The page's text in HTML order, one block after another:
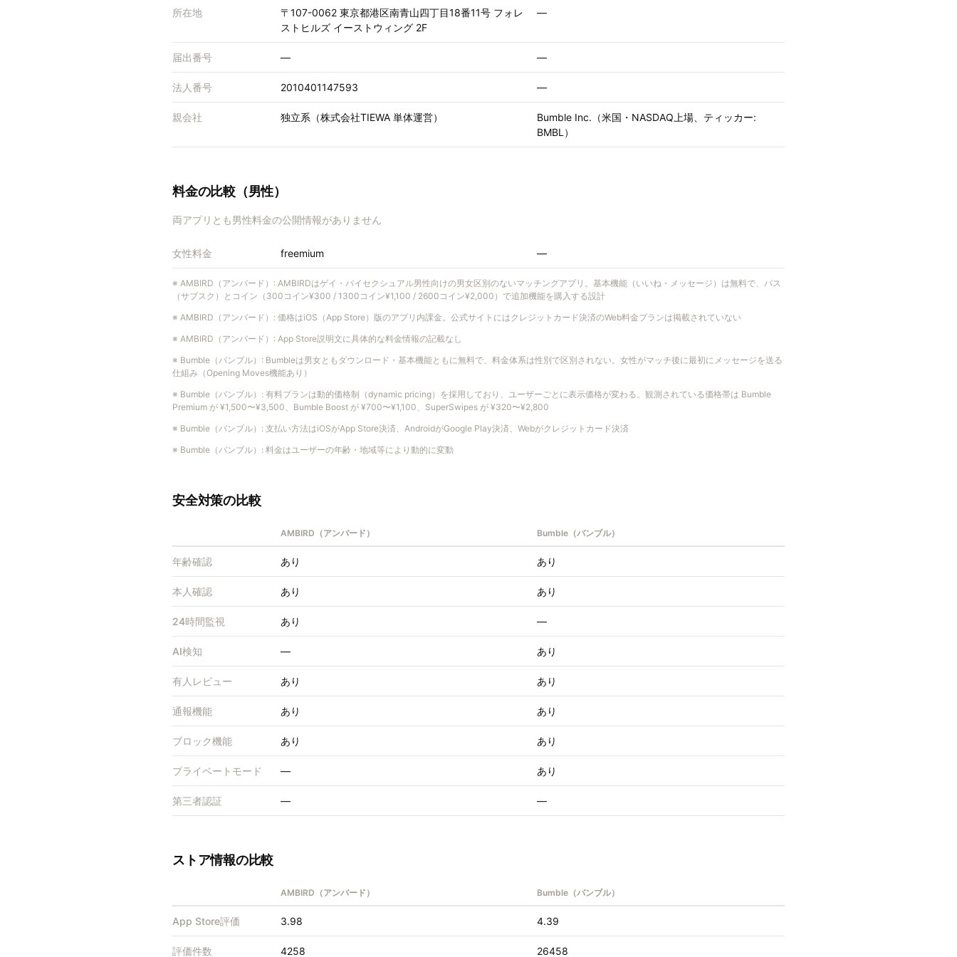
所在地
〒107-0062 東京都港区南青山四丁目18番11号 フォレ
ストヒルズ イーストウィング 2F
—
届出番号 — —
法人番号 2010401147593 —
親会社 独立系（株式会社TIEWA 単体運営）
Bumble Inc.（米国・NASDAQ上場、ティッカー:
BMBL）
料金の比較（男性）
両アプリとも男性料金の公開情報がありません
女性料金 freemium —
※ AMBIRD（アンバード） : AMBIRDはゲイ・バイセクシュアル男性向けの男女区別のないマッチングアプリ。基本機能（いいね・メッセージ）は無料で、パス
（サブスク）とコイン（300コイン¥300 / 1300コイン¥1,100 / 2600コイン¥2,000）で追加機能を購入する設計
※ AMBIRD（アンバード） : 価格はiOS（App Store）版のアプリ内課金。公式サイトにはクレジットカード決済のWeb料金プランは掲載されていない
※ AMBIRD（アンバード） : App Store説明文に具体的な料金情報の記載なし
※ Bumble（バンブル） : Bumbleは男女ともダウンロード・基本機能ともに無料で、料金体系は性別で区別されない。女性がマッチ後に最初にメッセージを送る
仕組み（Opening Moves機能あり）
※ Bumble（バンブル） : 有料プランは動的価格制（dynamic pricing）を採用しており、ユーザーごとに表示価格が変わる。観測されている価格帯は Bumble
Premium が ¥1,500〜¥3,500、Bumble Boost が ¥700〜¥1,100、SuperSwipes が ¥320〜¥2,800
※ Bumble（バンブル） : 支払い方法はiOSがApp Store決済、AndroidがGoogle Play決済、Webがクレジットカード決済
※ Bumble（バンブル） : 料金はユーザーの年齢・地域等により動的に変動
安全対策の比較
AMBIRD（アンバード） Bumble（バンブル）
年齢確認 あり あり
本人確認 あり あり
24時間監視 あり —
AI検知 — あり
有人レビュー あり あり
通報機能 あり あり
ブロック機能 あり あり
プライベートモード — あり
第三者認証 — —
ストア情報の比較
AMBIRD（アンバード） Bumble（バンブル）
App Store評価 3.98 4.39
評価件数 4258 26458